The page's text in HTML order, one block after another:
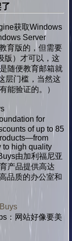
获取Windows
Server
育版的，但需要
版）才可以，这
随便教育邮箱就
层门槛，当然这
能验证的。）
for
of up to 85
to high quality
由加利福尼亚
产品提供高达
品质的办公室和
：网站好像要美